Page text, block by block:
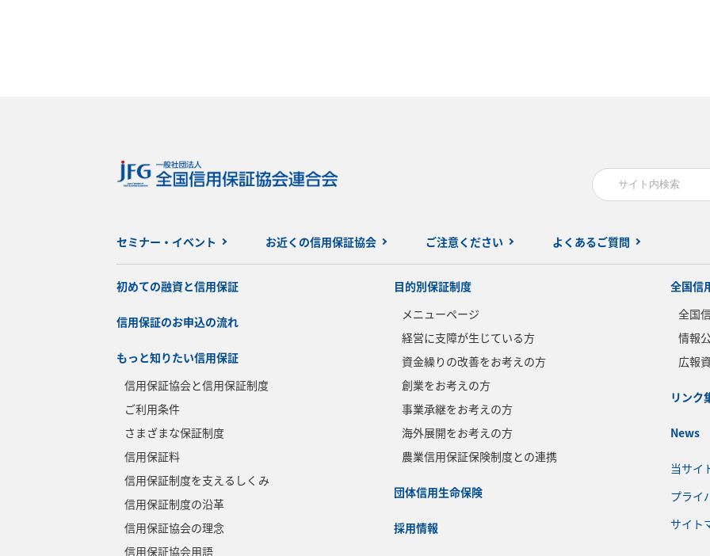
セミナー・イベント お近くの信用保証協会 ご注意ください よくあるご質問
初めての融資と信用保証
信用保証のお申込の流れ
もっと知りたい信用保証
信用保証協会と信用保証制度
ご利用条件
さまざまな保証制度
信用保証料
信用保証制度を支えるしくみ
信用保証制度の沿革
信用保証協会の理念
信用保証協会用語
目的別保証制度
メニューページ
経営に支障が生じている方
資金繰りの改善をお考えの方
創業をお考えの方
事業承継をお考えの方
海外展開をお考えの方
農業信用保証保険制度との連携
団体信用生命保険
採用情報
全国信
全国
情報
広報
リンク
News
当サイ
プライ
サイト